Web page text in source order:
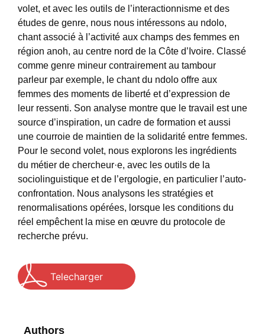
volet, et avec les outils de l’interactionnisme et des
études de genre, nous nous intéressons au ndolo,
chant associé à l’activité aux champs des femmes en
région anoh, au centre nord de la Côte d’Ivoire. Classé
comme genre mineur contrairement au tambour
parleur par exemple, le chant du ndolo offre aux
femmes des moments de liberté et d’expression de
leur ressenti. Son analyse montre que le travail est une
source d’inspiration, un cadre de formation et aussi
une courroie de maintien de la solidarité entre femmes.
Pour le second volet, nous explorons les ingrédients
du métier de chercheur·e, avec les outils de la
sociolinguistique et de l’ergologie, en particulier l’auto-
confrontation. Nous analysons les stratégies et
renormalisations opérées, lorsque les conditions du
réel empêchent la mise en œuvre du protocole de
recherche prévu.
Telecharger
Authors